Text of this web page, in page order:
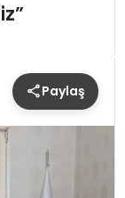
Paylaş